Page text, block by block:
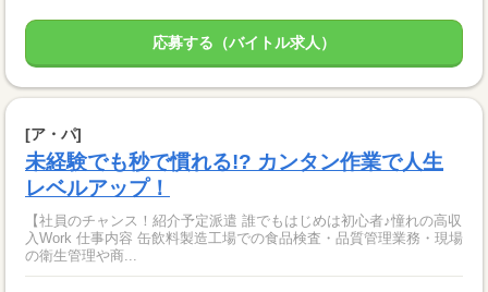
応募する（バイトル求人）
[ア・パ]
未経験でも秒で慣れる!? カンタン作業で人生
レベルアップ！
【社員のチャンス！紹介予定派遣 誰でもはじめは初心者♪憧れの高収
入Work 仕事内容 缶飲料製造工場での食品検査・品質管理業務・現場
の衛生管理や商...